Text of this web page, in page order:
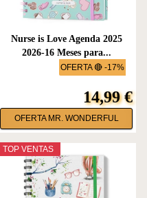
OFERTA 🔴 -17%
Nurse is Love Agenda 2025
2026-16 Meses para...
14,99 €
OFERTA MR. WONDERFUL
TOP VENTAS